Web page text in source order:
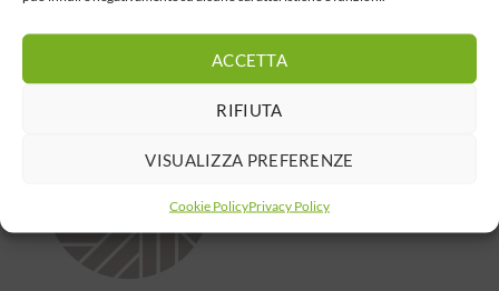
ACCETTA
RIFIUTA
VISUALIZZA PREFERENZE
Cookie PolicyPrivacy Policy